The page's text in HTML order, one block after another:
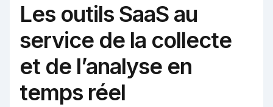
Les outils SaaS au
service de la collecte
et de l’analyse en
temps réel